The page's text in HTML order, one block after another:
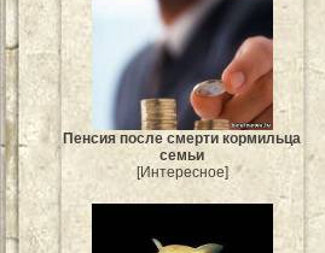
Пенсия после смерти кормильца
семьи
[Интересное]